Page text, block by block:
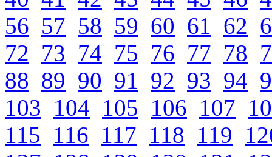
56 57 58 59 60 61 62
72 73 74 75 76 77 78
88 89 90 91 92 93 94
103 104 105 106 107
115 116 117 118 119